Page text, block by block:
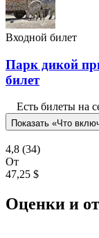
Входной билет
Парк дикой
билет
Есть билеты на
Показать «Что
4,8 (34)
От
47,25 $
Оценки и